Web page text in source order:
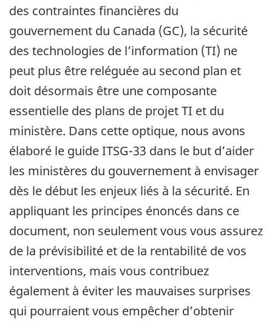
des contraintes financières du
gouvernement du Canada (GC), la sécurité
des technologies de l’information (TI) ne
peut plus être reléguée au second plan et
doit désormais être une composante
essentielle des plans de projet TI et du
ministère. Dans cette optique, nous avons
élaboré le guide ITSG-33 dans le but d’aider
les ministères du gouvernement à envisager
dès le début les enjeux liés à la sécurité. En
appliquant les principes énoncés dans ce
document, non seulement vous vous assurez
de la prévisibilité et de la rentabilité de vos
interventions, mais vous contribuez
également à éviter les mauvaises surprises
qui pourraient vous empêcher d’obtenir